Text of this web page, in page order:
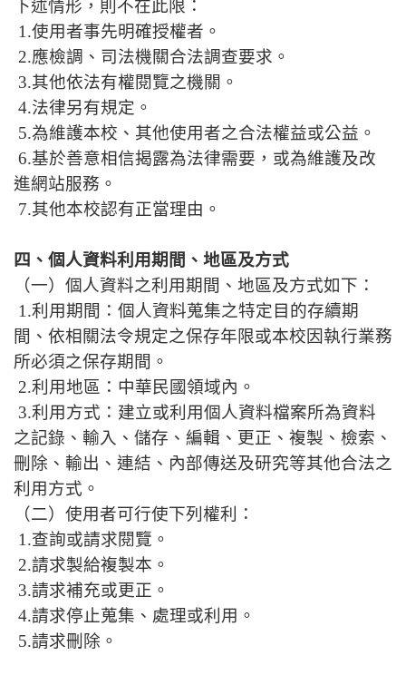
下述情形，則不在此限：
1.使用者事先明確授權者。
2.應檢調、司法機關合法調查要求。
3.其他依法有權閱覽之機關。
4.法律另有規定。
5.為維護本校、其他使用者之合法權益或公益。
6.基於善意相信揭露為法律需要，或為維護及改
進網站服務。
7.其他本校認有正當理由。
四、個人資料利用期間、地區及方式
（一）個人資料之利用期間、地區及方式如下：
1.利用期間：個人資料蒐集之特定目的存續期
間、依相關法令規定之保存年限或本校因執行業務
所必須之保存期間。
2.利用地區：中華民國領域內。
3.利用方式：建立或利用個人資料檔案所為資料
之記錄、輸入、儲存、編輯、更正、複製、檢索、
刪除、輸出、連結、內部傳送及研究等其他合法之
利用方式。
（二）使用者可行使下列權利：
1.查詢或請求閱覽。
2.請求製給複製本。
3.請求補充或更正。
4.請求停止蒐集、處理或利用。
5.請求刪除。